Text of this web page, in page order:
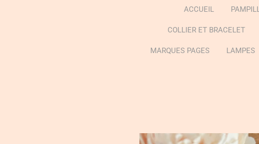
ACCUEIL
COLLIER ET BRACELET
MARQUES PAGES LAMPES